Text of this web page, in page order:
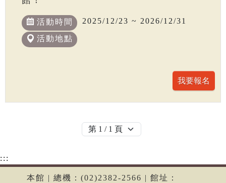
活動時間 2025/12/23 ~ 2026/12/31
活動地點
:::
本館 | 總機：(02)2382-2566 | 館址：